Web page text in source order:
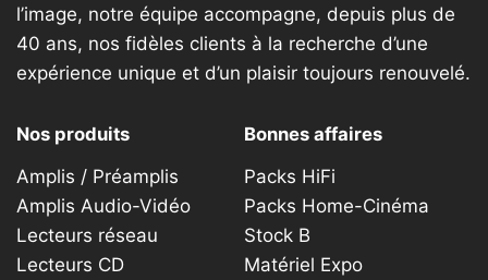
l’image, notre équipe accompagne, depuis plus de
40 ans, nos fidèles clients à la recherche d’une
expérience unique et d’un plaisir toujours renouvelé.
Nos produits
Amplis / Préamplis
Amplis Audio-Vidéo
Lecteurs réseau
Lecteurs CD
Bonnes affaires
Packs HiFi
Packs Home-Cinéma
Stock B
Matériel Expo